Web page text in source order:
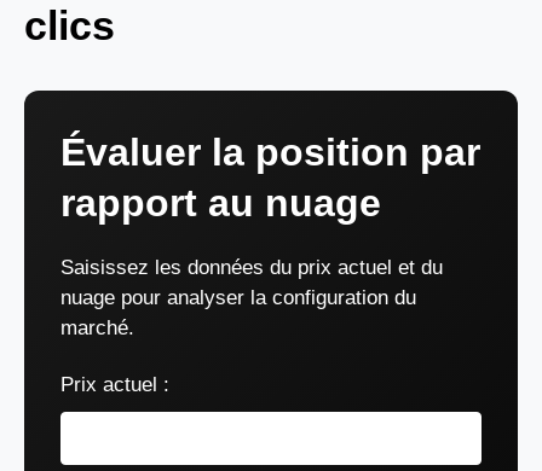
clics
Évaluer la position par
rapport au nuage
Saisissez les données du prix actuel et du
nuage pour analyser la configuration du
marché.
Prix actuel :